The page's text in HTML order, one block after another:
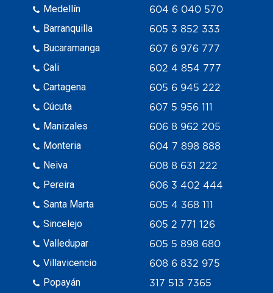
Medellín
Barranquilla
Bucaramanga
Cali
Cartagena
Cúcuta
Manizales
Monteria
Neiva
Pereira
Santa Marta
Sincelejo
Valledupar
Villavicencio
Popayán
604 6 040 570
605 3 852 333
607 6 976 777
602 4 854 777
605 6 945 222
607 5 956 111
606 8 962 205
604 7 898 888
608 8 631 222
606 3 402 444
605 4 368 111
605 2 771 126
605 5 898 680
608 6 832 975
317 513 7365